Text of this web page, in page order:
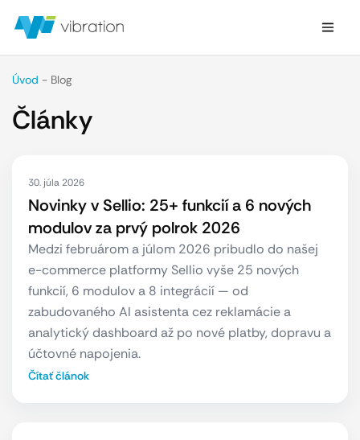
Úvod - Blog
Články
30. júla 2026
Novinky v Sellio: 25+ funkcií a 6 nových
modulov za prvý polrok 2026
Medzi februárom a júlom 2026 pribudlo do našej
e-commerce platformy Sellio vyše 25 nových
funkcií, 6 modulov a 8 integrácií — od
zabudovaného AI asistenta cez reklamácie a
analytický dashboard až po nové platby, dopravu a
účtovné napojenia.
Čítať článok